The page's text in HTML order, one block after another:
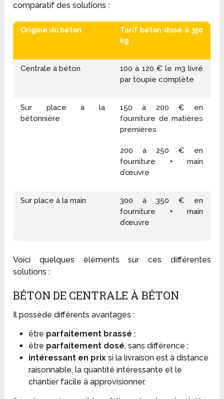
comparatif des solutions :
Origine du béton
Tarif béton dosé à 350
kg
Centrale à béton 100 à 120 € le m3 livré
par toupie complète
Sur place à la
bétonnière
150 à 200 € en
fourniture de matières
premières
200 à 250 € en
fourniture + main
d’œuvre
Sur place à la main
300 à 350 € en
fourniture + main
d’œuvre
Voici quelques éléments sur ces différentes
solutions :
BÉTON DE CENTRALE À BÉTON
Il possède différents avantages :
être parfaitement brassé ;
être parfaitement dosé, sans différence ;
intéressant en prixsi la livraison est à distance
raisonnable, la quantité intéressante et le
chantier facile à approvisionner.